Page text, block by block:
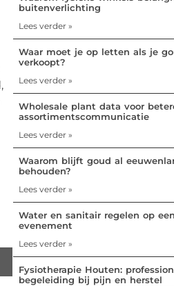
buitenverlichting
Lees verder »
Waar moet je op letten als je
verkoopt?
Lees verder »
Wholesale plant data voor
assortimentscommunicatie
Lees verder »
Waarom blijft goud al
behouden?
Lees verder »
Water en sanitair regelen op een
evenement
Lees verder »
Fysiotherapie Houten:
begeleiding bij pijn en herstel